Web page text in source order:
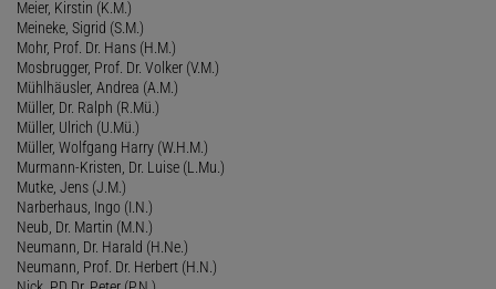
Meier, Kirstin (K.M.)
Meineke, Sigrid (S.M.)
Mohr, Prof. Dr. Hans (H.M.)
Mosbrugger, Prof. Dr. Volker (V.M.)
Mühlhäusler, Andrea (A.M.)
Müller, Dr. Ralph (R.Mü.)
Müller, Ulrich (U.Mü.)
Müller, Wolfgang Harry (W.H.M.)
Murmann-Kristen, Dr. Luise (L.Mu.)
Mutke, Jens (J.M.)
Narberhaus, Ingo (I.N.)
Neub, Dr. Martin (M.N.)
Neumann, Dr. Harald (H.Ne.)
Neumann, Prof. Dr. Herbert (H.N.)